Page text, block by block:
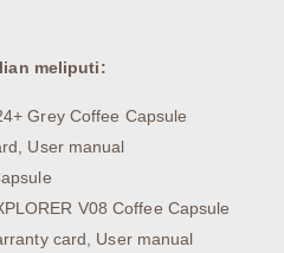
meliputi:
Grey Coffee Capsule
User manual
V08 Coffee Capsule
card, User manual